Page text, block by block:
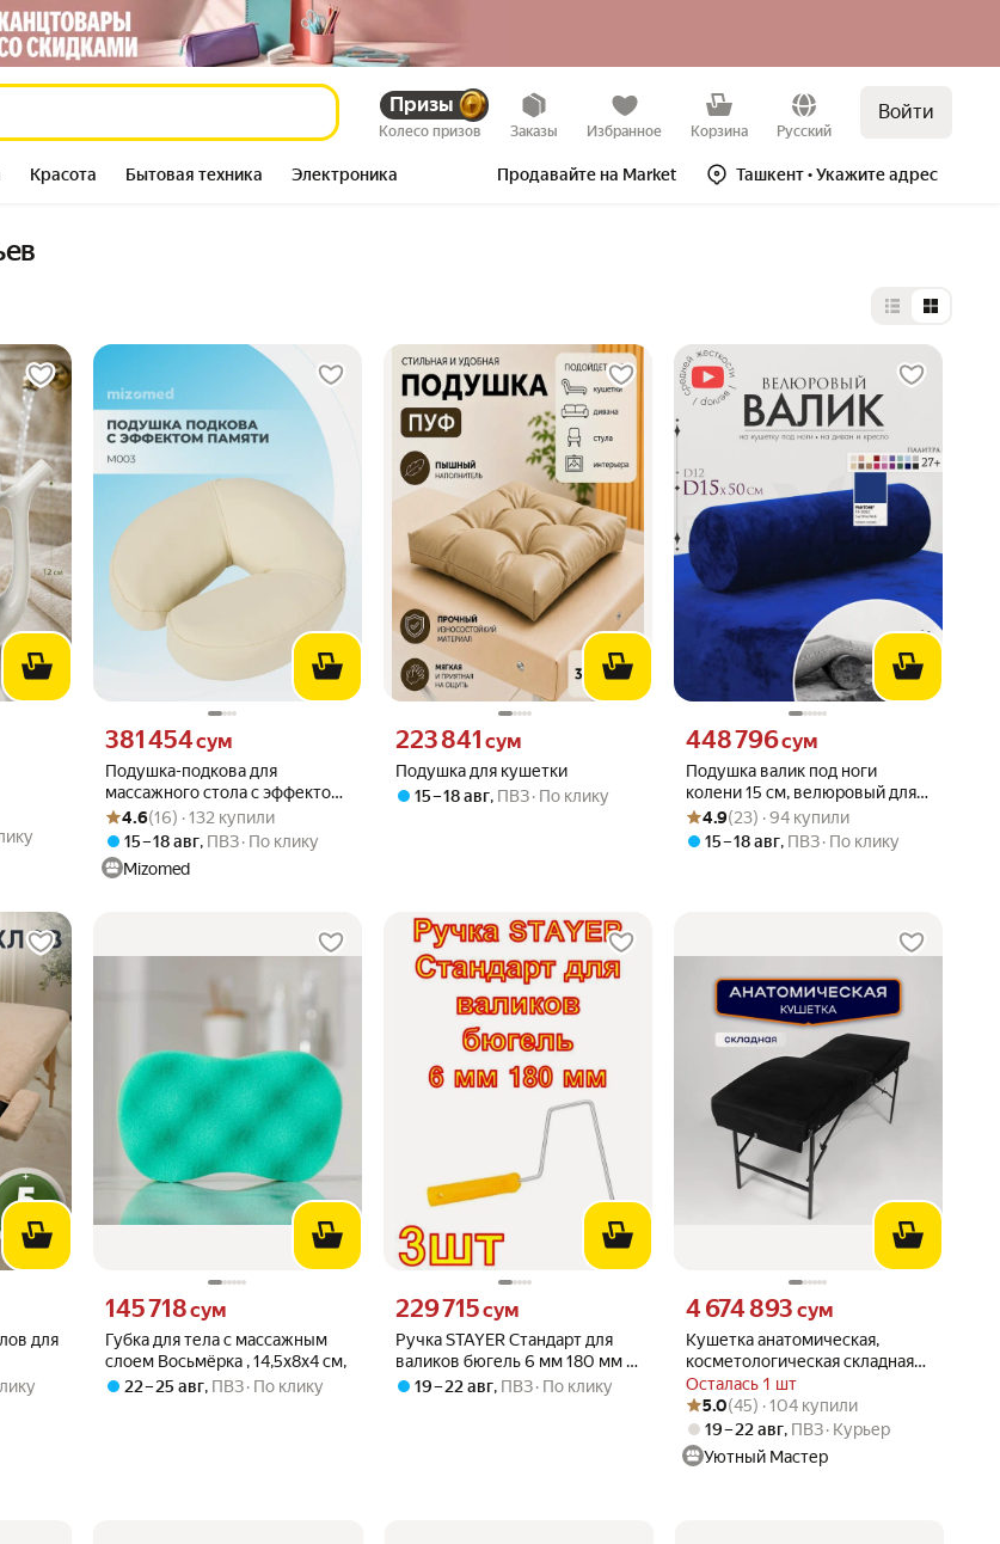
Призы
Колесо призов Заказы Избранное Корзина Русский
Войти
Красота Бытовая техника Электроника Продавайте на Market Ташкент• Укажите адрес
Выбор типа
Подушка-подкова для
массажного стола с эффектом
памяти Mizomed M003, цвет
крем
Цена 381454 сум вместо
381 454сум
Рейтинг товара: 4.6 из 5
Оценок: (16) · 132 купили
4.6(16) · 132 купили
15 – 18 авг, ПВЗ По клику
Mizomed
Подушка для кушетки
Цена 223841 сум вместо
223 841 сум
15 – 18 авг, ПВЗ По клику
Подушка валик под ноги
колени 15 см, велюровый для
массажа на кушетку, темно-
синий
Цена 448796 сум вместо
448 796сум
Рейтинг товара: 4.9 из 5
Оценок: (23) · 94 купили
4.9(23) · 94 купили
15 – 18 авг, ПВЗ По клику
для
Губка для тела с массажным
слоем Восьмёрка , 14,5x8x4 см,
Цена 145718 сум вместо
145 718сум
22 – 25 авг, ПВЗ По клику
Ручка STAYER Стандарт для
валиков бюгель 6 мм 180 мм 9,
6 шт
Цена 229715 сум вместо
229 715сум
19 – 22 авг, ПВЗ По клику
Кушетка анатомическая,
косметологическая складная
180*65, ножки черного цвета,
черный
Осталась 1 шт
Цена 4674893 сум вместо
4 674 893 сум
Рейтинг товара: 5.0 из 5
Оценок: (45) · 104 купили
5.0(45) · 104 купили
19 – 22 авг, ПВЗ Курьер
Уютный Мастер